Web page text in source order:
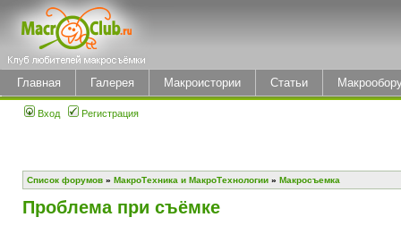
Главная Галерея Макроистории Статьи
Вход Регистрация
Список форумов » МакроТехника и МакроТехнологии » Макросъемка
Проблема при съёмке